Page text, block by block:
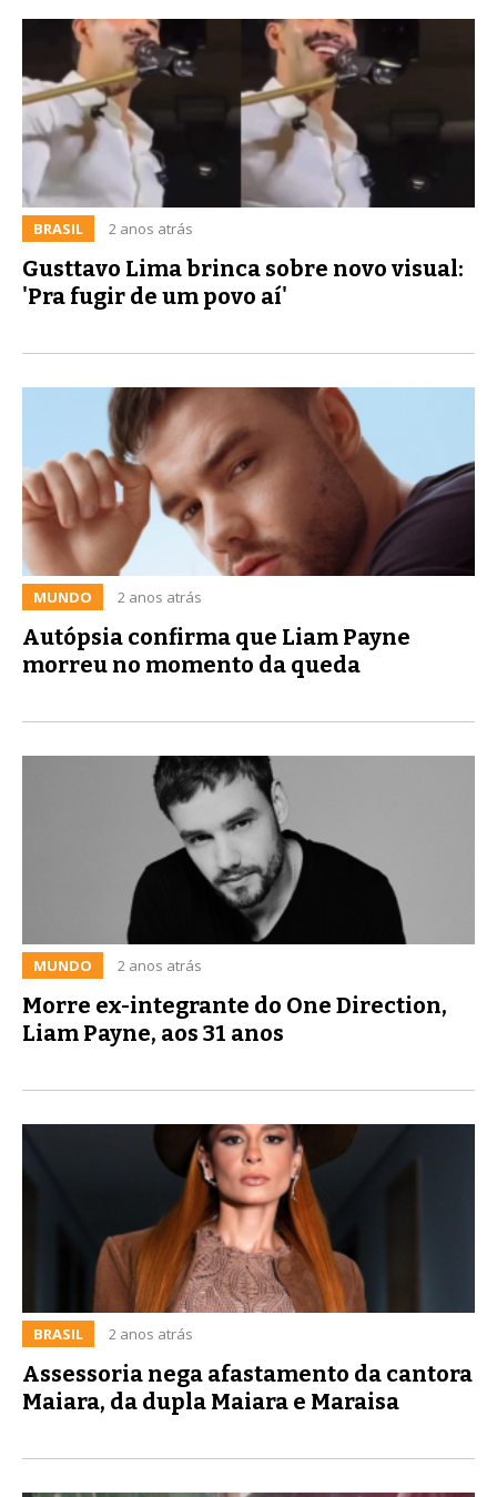
BRASIL 2 anos atrás
Gusttavo Lima brinca sobre novo visual:
'Pra fugir de um povo aí'
MUNDO 2 anos atrás
Autópsia confirma que Liam Payne
morreu no momento da queda
MUNDO 2 anos atrás
Morre ex-integrante do One Direction,
Liam Payne, aos 31 anos
BRASIL 2 anos atrás
Assessoria nega afastamento da cantora
Maiara, da dupla Maiara e Maraisa